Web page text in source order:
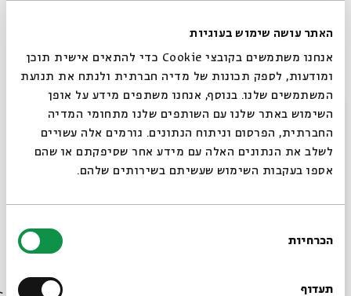
האתר עושה שימוש בעוגיות
אנחנו משתמשים בקובצי Cookie כדי להתאים אישית תוכן
ומודעות, לספק תכונות של מדיה חברתית ולנתח את תנועת
המשתמשים שלנו. בנוסף, אנחנו משתפים מידע על אופן
השימוש באתר שלנו עם השותפים שלנו מתחומי המדיה
החברתית, הפרסום וניתוח הנתונים. גורמים אלה עשויים
לשלב את הנתונים האלה עם מידע אחר שסיפקתם או שהם
אספו בעקבות השימוש שעשיתם בשירותים שלהם.
הסכמה
הכרחיות
תעדוף
הישראלית, מומחה לתרמילאות ומרצה במכללת ספיר
שיתוף הרשמה לאירועים דומים
סגור